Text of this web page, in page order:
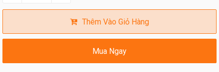
Thêm Vào Giỏ Hàng
Mua Ngay